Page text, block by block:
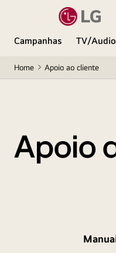
Campanhas TV/Audio
Home Apoio ao cliente
Apoio